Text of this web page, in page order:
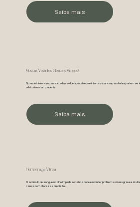
Saiba mais
Moscas Volantes (Floaters Vítreos)
Quando intensas ou associadas a doenças vítreo-retinianas, essas opacidades podem ser
alívio visual ao paciente.
Saiba mais
Hemorragia Vítrea
O acúmulo de sangue no olho impede a visão e pode esconder problemas mais graves. A
causa com clareza e precisão..